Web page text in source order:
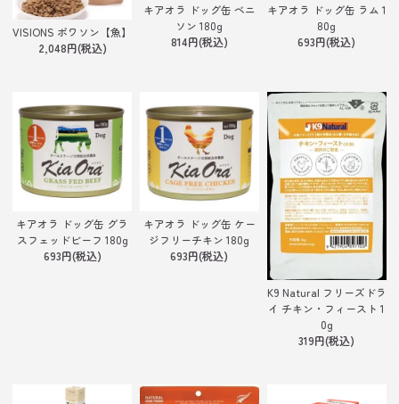
VISIONS ポワソン【魚】
2,048円(税込)
キアオラ ドッグ缶 ベニ
ソン 180g
814円(税込)
キアオラ ドッグ缶 ラム 1
80g
693円(税込)
キアオラ ドッグ缶 グラ
スフェッドビーフ 180g
693円(税込)
キアオラ ドッグ缶 ケー
ジフリーチキン 180g
693円(税込)
K9 Natural フリーズドラ
イ チキン・フィースト 1
0g
319円(税込)